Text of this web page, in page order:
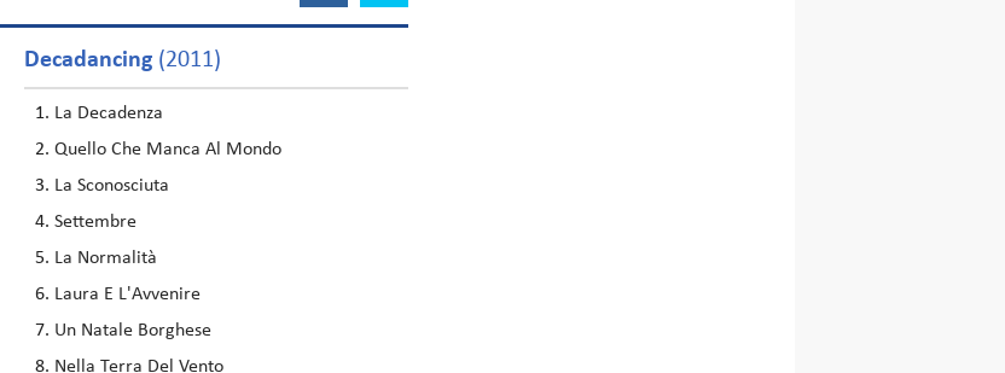
Decadancing (2011)
La Decadenza
Quello Che Manca Al Mondo
La Sconosciuta
Settembre
La Normalità
Laura E L'Avvenire
Un Natale Borghese
Nella Terra Del Vento